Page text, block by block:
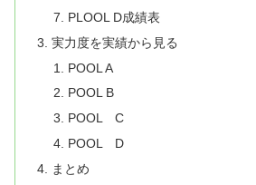
PLOOL D成績表
実力度を実績から見る
POOL A
POOL B
POOL C
POOL D
まとめ